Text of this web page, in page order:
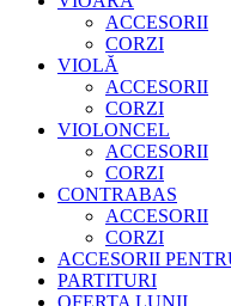
ACCESORII
CORZI
VIOLĂ
ACCESORII
CORZI
VIOLONCEL
ACCESORII
CORZI
CONTRABAS
ACCESORII
CORZI
ACCESORII
PARTITURI
OFERTA LUNII